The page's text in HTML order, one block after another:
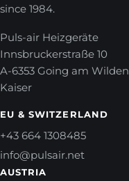
since 1984.
Puls-air Heizgeräte
Innsbruckerstraße 10
A-6353 Going am Wilden
Kaiser
EU & SWITZERLAND
+43 664 1308485
info@pulsair.net
AUSTRIA